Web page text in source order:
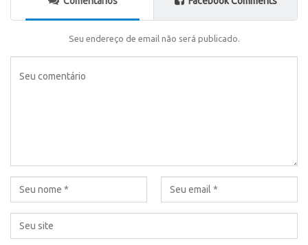
Seu endereço de email não será publicado.